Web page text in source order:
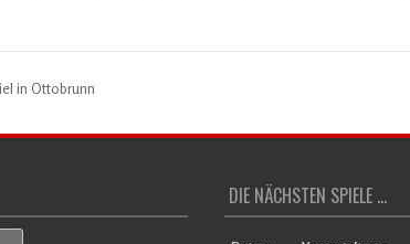
in Ottobrunn
DIE NÄCHSTEN SPIELE ...